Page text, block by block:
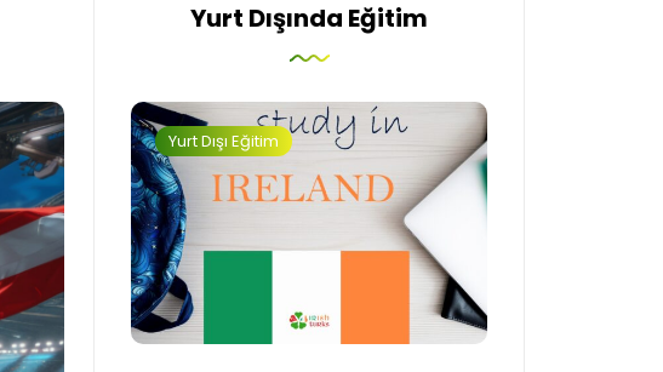
Yurt Dışında Eğitim
Yurt Dışı Eğitim